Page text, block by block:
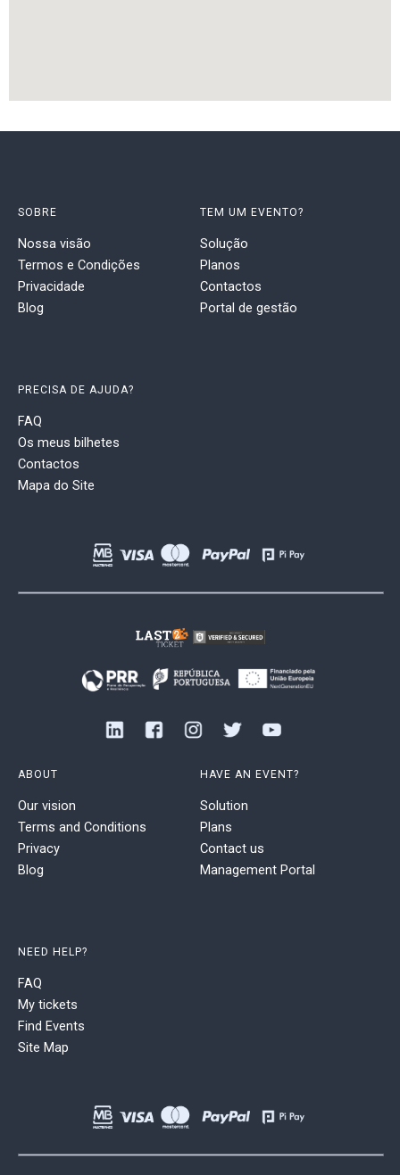
SOBRE
Nossa visão
Termos e Condições
Privacidade
Blog
TEM UM EVENTO?
Solução
Planos
Contactos
Portal de gestão
PRECISA DE AJUDA?
FAQ
Os meus bilhetes
Contactos
Mapa do Site
ABOUT
Our vision
Terms and Conditions
Privacy
Blog
HAVE AN EVENT?
Solution
Plans
Contact us
Management Portal
NEED HELP?
FAQ
My tickets
Find Events
Site Map